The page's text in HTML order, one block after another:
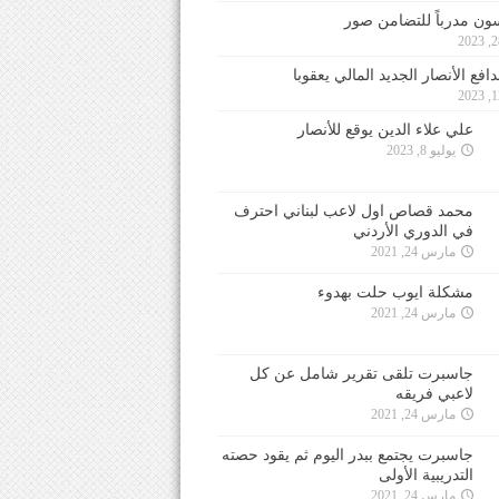
مدرباً للتضامن صور
الأنصار الجديد المالي يعقوبا
علي علاء الدين يوقع للأنصار
يوليو 8, 2023
محمد قصاص اول لاعب لبناني احترف
في الدوري الأردني
مارس 24, 2021
مشكلة ايوب حلت بهدوء
مارس 24, 2021
جاسبرت تلقى تقرير شامل عن كل
لاعبي فريقه
مارس 24, 2021
جاسبرت يجتمع ببدر اليوم ثم يقود حصته
التدريبية الأولى
مارس 24, 2021